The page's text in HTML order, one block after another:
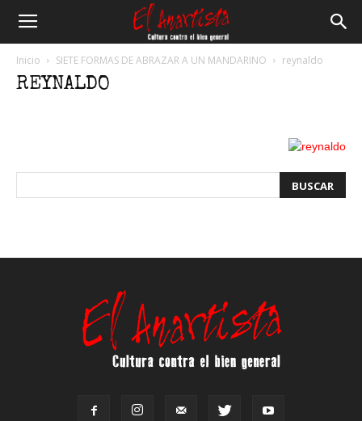
Inicio SIETE FORMAS DE ABRAZAR A UN MANDARINO reynaldo
REYNALDO